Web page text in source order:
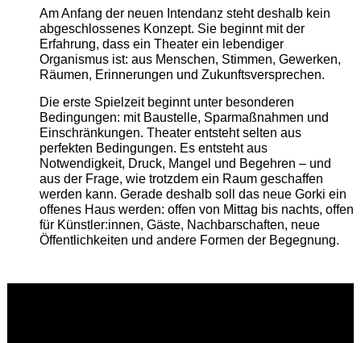
Am Anfang der neuen Intendanz steht deshalb kein
abgeschlossenes Konzept. Sie beginnt mit der
Erfahrung, dass ein Theater ein lebendiger
Organismus ist: aus Menschen, Stimmen, Gewerken,
Räumen, Erinnerungen und Zukunftsversprechen.
Die erste Spielzeit beginnt unter besonderen
Bedingungen: mit Baustelle, Sparmaßnahmen und
Einschränkungen. Theater entsteht selten aus
perfekten Bedingungen. Es entsteht aus
Notwendigkeit, Druck, Mangel und Begehren – und
aus der Frage, wie trotzdem ein Raum geschaffen
werden kann. Gerade deshalb soll das neue Gorki ein
offenes Haus werden: offen von Mittag bis nachts, offen
für Künstler:innen, Gäste, Nachbarschaften, neue
Öffentlichkeiten und andere Formen der Begegnung.